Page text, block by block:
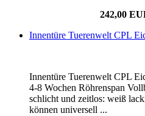
242,00
Innentüre Tuerenwelt CPL
Innentüre Tuerenwelt CPL
4-8 Wochen Röhrenspan
schlicht und zeitlos: weiß
können universell ...